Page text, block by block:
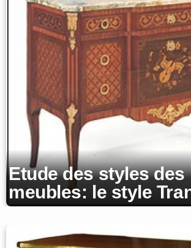
Etude des styles des
meubles: le style